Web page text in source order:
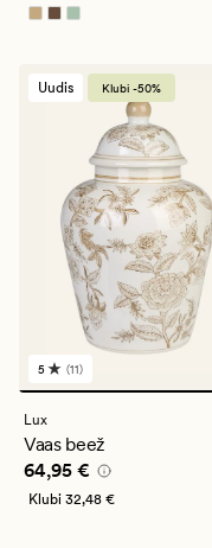
Uudis Klubi -50%
11
arvustust
keskmise
hinnanguga
5
5 (11)
Lux
Vaas beež
Pris_ee 64,95 €
64,95 €
Klubi 32,48 €